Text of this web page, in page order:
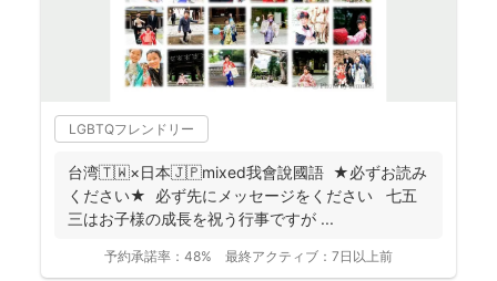
LGBTQフレンドリー
台湾🇹🇼×日本🇯🇵mixed我會說國語 ★必ずお読み
ください★ 必ず先にメッセージをください 七五
三はお子様の成長を祝う行事ですが ...
予約承諾率： 48% 最終アクティブ： 7日以上前